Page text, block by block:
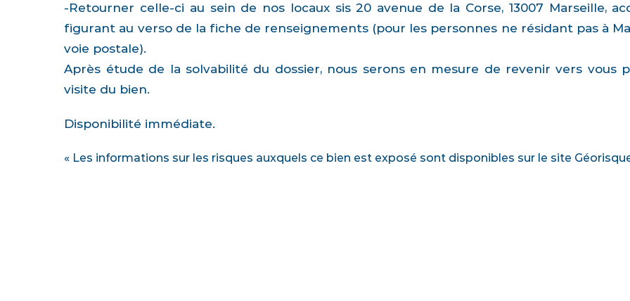
-Retourner celle-ci au sein de nos locaux sis 20 avenue de la Corse, 13007 Marseille,
figurant au verso de la fiche de renseignements (pour les personnes ne résidant pas à
voie postale).
Après étude de la solvabilité du dossier, nous serons en mesure de revenir vers vous
visite du bien.
Disponibilité immédiate.
« Les informations sur les risques auxquels ce bien est exposé sont disponibles sur le site